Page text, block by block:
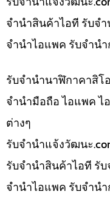
จำนำสินค้าไอที รับจ
จำนำไอแพค รับจำนำ
รับจำนำนาฬิกาคาสิโ
จำนำมือถือ ไอแพค ไ
ต่างๆ
รับจํานําแจ้งวัฒนะ
รับจำนำสินค้าไอที รั
จำนำไอแพค รับจำน